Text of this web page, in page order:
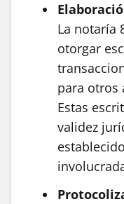
La notaría
otorgar
para otros
Estas
validez